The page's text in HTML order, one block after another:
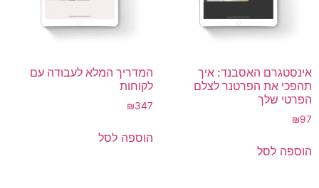
אינסטגרם האסבנד: איך
תהפכי את הפרטנר לצלם
הפרטי שלך
₪97
הוספה לסל
המדריך המלא לעבודה עם
לקוחות
₪347
הוספה לסל